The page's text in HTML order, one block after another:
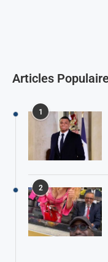
Articles
1
2